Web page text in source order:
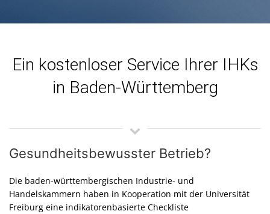
Ein kostenloser Service Ihrer IHKs
in Baden-Württemberg
Gesundheitsbewusster Betrieb?
Die baden-württembergischen Industrie- und
Handelskammern haben in Kooperation mit der Universität
Freiburg eine indikatorenbasierte Checkliste